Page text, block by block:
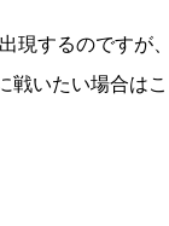
現するのですが、
戦いたい場合はこ